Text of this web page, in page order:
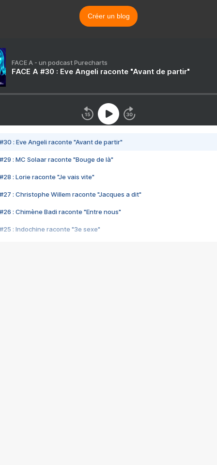
Créer un blog
FACE A - un podcast Purecharts
FACE A #30 : Eve Angeli raconte "Avant de partir"
#30 : Eve Angeli raconte "Avant de partir"
#29 : MC Solaar raconte "Bouge de là"
#28 : Lorie raconte "Je vais vite"
#27 : Christophe Willem raconte "Jacques a dit"
#26 : Chimène Badi raconte "Entre nous"
#25 : Indochine raconte "3e sexe"